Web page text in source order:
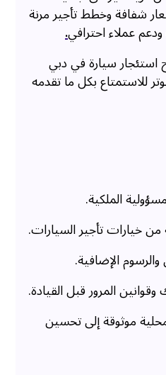
شفافة وخطط تأجير مرنة
عملاء احترافي.
استئجار سيارة في دبي
للاستمتاع بكل ما تقدمه
الملكية.
خيارات تأجير السيارات.
الإضافية.
المرور قبل القيادة.
موثوقة إلى تحسين